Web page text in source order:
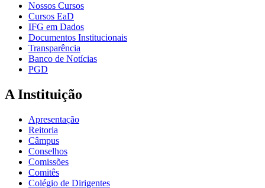
Nossos Cursos
Cursos EaD
IFG em Dados
Documentos Institucionais
Transparência
Banco de Notícias
PGD
A Instituição
Apresentação
Reitoria
Câmpus
Conselhos
Comissões
Comitês
Colégio de Dirigentes